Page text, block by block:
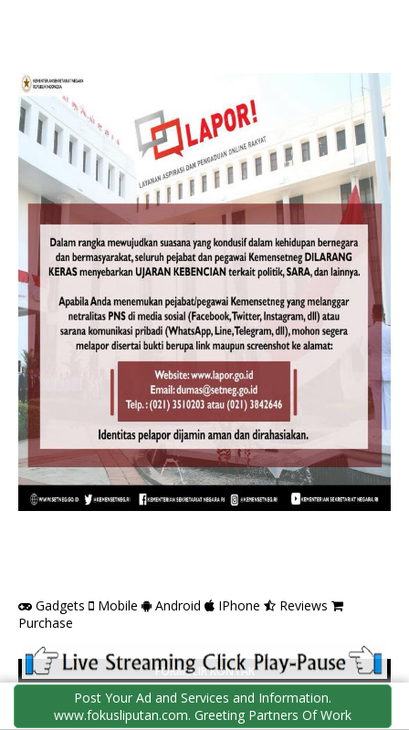
Gadgets Mobile Android IPhone
Reviews
Purchase
FORMULIR KONTAK
Nama
Post Your Ad and Services and Information.
www.fokusliputan.com. Greeting Partners Of Work